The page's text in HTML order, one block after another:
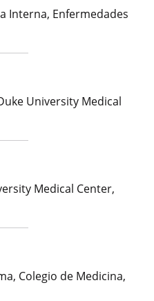
Interna, Enfermedades
University Medical
Medical Center,
Colegio de Medicina,